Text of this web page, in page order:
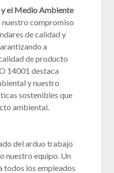
y el Medio Ambiente
compromiso
de calidad y
a
de producto
14001 destaca
y nuestro
sostenibles que
ambiental.
del arduo trabajo
nuestro equipo. Un
todos los empleados